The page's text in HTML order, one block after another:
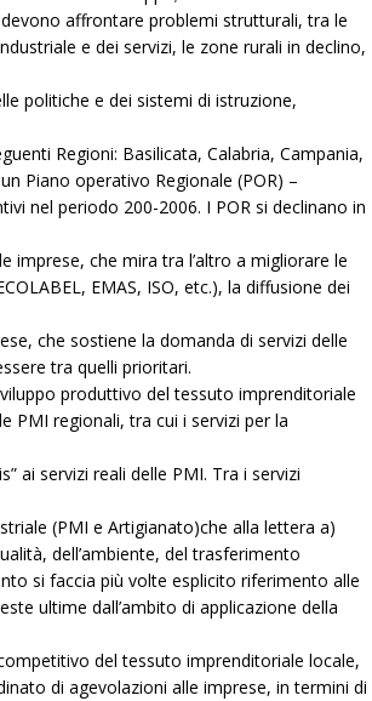
affrontare problemi strutturali, tra le
e dei servizi, le zone rurali in declino,
politiche e dei sistemi di istruzione,
Regioni: Basilicata, Calabria, Campania,
Piano operativo Regionale (POR) –
nel periodo 200-2006. I POR si declinano in
imprese, che mira tra l’altro a migliorare le
EMAS, ISO, etc.), la diffusione dei
che sostiene la domanda di servizi delle
tra quelli prioritari.
produttivo del tessuto imprenditoriale
PMI regionali, tra cui i servizi per la
ai servizi reali delle PMI. Tra i servizi
(PMI e Artigianato)che alla lettera a)
dell’ambiente, del trasferimento
si faccia più volte esplicito riferimento alle
ultime dall’ambito di applicazione della
del tessuto imprenditoriale locale,
di agevolazioni alle imprese, in termini di